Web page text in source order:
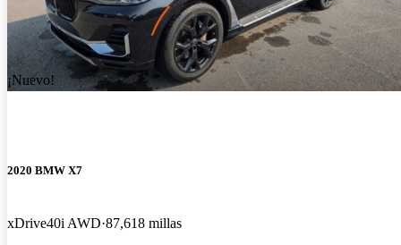
¡Nuevo!
2020 BMW X7
xDrive40i AWD 87,618 millas